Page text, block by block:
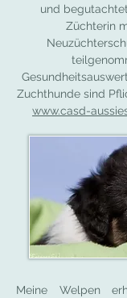
und
Züchterin
Zuchthunde sind
www.casd-
Meine Welpen